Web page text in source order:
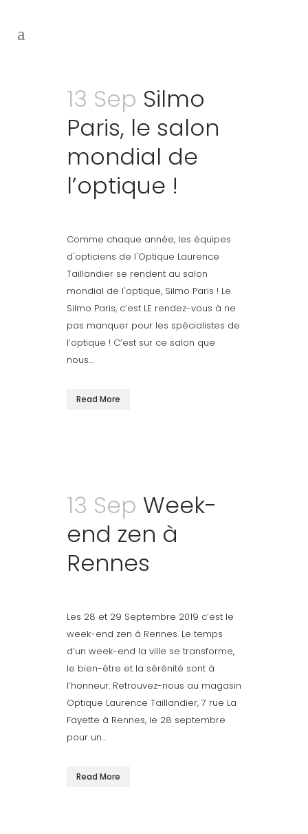
13 Sep Silmo
Paris, le salon
mondial de
l’optique !
Comme chaque année, les équipes
d'opticiens de l'Optique Laurence
Taillandier se rendent au salon
mondial de l'optique, Silmo Paris ! Le
Silmo Paris, c’est LE rendez-vous à ne
pas manquer pour les spécialistes de
l’optique ! C’est sur ce salon que
nous...
Read More
13 Sep Week-
end zen à
Rennes
Les 28 et 29 Septembre 2019 c’est le
week-end zen à Rennes. Le temps
d’un week-end la ville se transforme,
le bien-être et la sérénité sont à
l’honneur. Retrouvez-nous au magasin
Optique Laurence Taillandier, 7 rue La
Fayette à Rennes, le 28 septembre
pour un...
Read More